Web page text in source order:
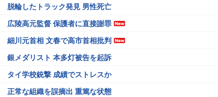
脱輪したトラック発見 男性死亡
広陵高元監督 保護者に直接謝罪
細川元首相 文春で高市首相批判
銀メダリスト 本多灯被告を起訴
タイ学校銃撃 成績でストレスか
正常な組織を誤摘出 重篤な状態